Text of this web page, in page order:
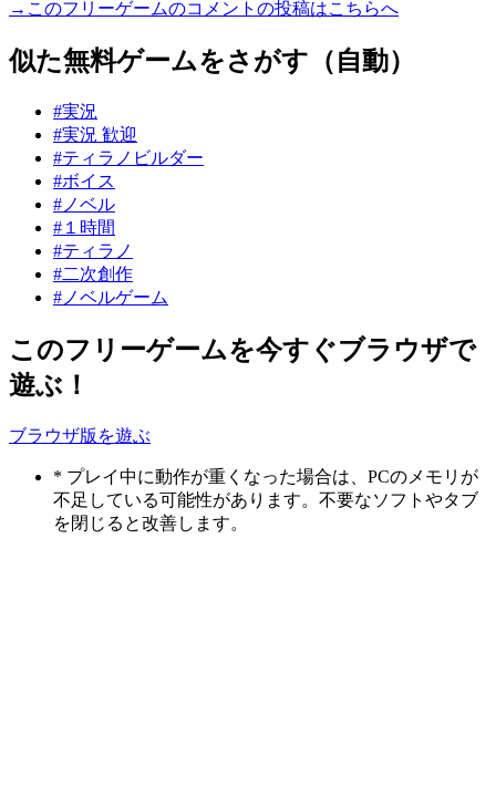
→このフリーゲームのコメントの投稿はこちらへ
似た無料ゲームをさがす（自動）
#実況
#実況 歓迎
#ティラノビルダー
#ボイス
#ノベル
#１時間
#ティラノ
#二次創作
#ノベルゲーム
このフリーゲームを今すぐブラウザで
遊ぶ！
ブラウザ版を遊ぶ
* プレイ中に動作が重くなった場合は、PCのメモリが
不足している可能性があります。不要なソフトやタブ
を閉じると改善します。